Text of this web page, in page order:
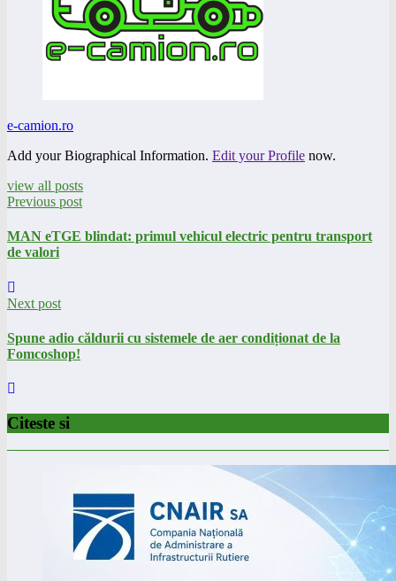
e-camion.ro
Add your Biographical Information. Edit your Profile now.
view all posts
Previous post
MAN eTGE blindat: primul vehicul electric pentru transport
de valori
Next post
Spune adio căldurii cu sistemele de aer condiționat de la
Fomcoshop!
Citeste si